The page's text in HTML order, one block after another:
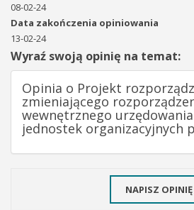
08-02-24
Data zakończenia opiniowania
13-02-24
Wyraź swoją opinię na temat:
Opinia o Projekt
zmieniającego
wewnętrznego
jednostek organizacyjnych
NAPISZ OPINIĘ